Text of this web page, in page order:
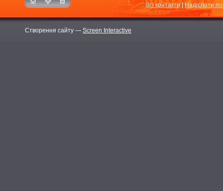
Створення сайту — Screen Interactive
Всі контакти|Надіслати